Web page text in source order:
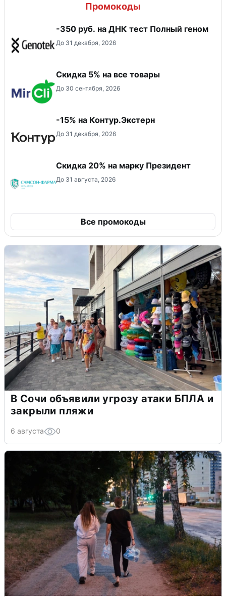
Промокоды
-350 руб. на ДНК тест Полный геном
До 31 декабря, 2026
Скидка 5% на все товары
До 30 сентября, 2026
-15% на Контур.Экстерн
До 31 декабря, 2026
Скидка 20% на марку Президент
До 31 августа, 2026
Все промокоды
В Сочи объявили угрозу атаки БПЛА и
закрыли пляжи
6 августа 0